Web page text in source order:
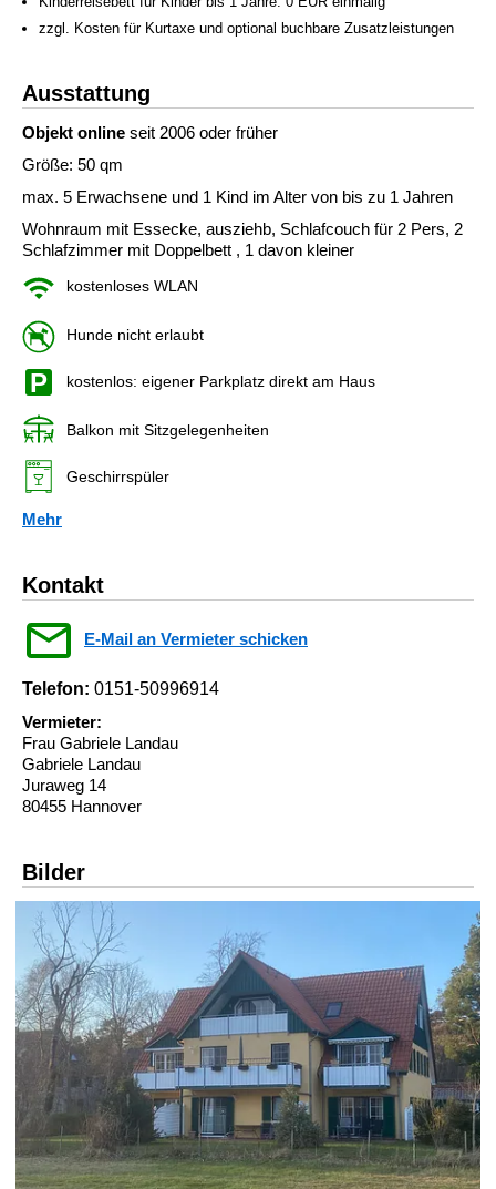
zzgl. Kosten für Kurtaxe und optional buchbare Zusatzleistungen
Ausstattung
Objekt online seit 2006 oder früher
Größe: 50 qm
max. 5 Erwachsene und 1 Kind im Alter von bis zu 1 Jahren
Wohnraum mit Essecke, ausziehb, Schlafcouch für 2 Pers, 2
Schlafzimmer mit Doppelbett , 1 davon kleiner
kostenloses WLAN
Hunde nicht erlaubt
kostenlos: eigener Parkplatz direkt am Haus
Balkon mit Sitzgelegenheiten
Geschirrspüler
Mehr
Kontakt
E-Mail an Vermieter schicken
Telefon: 0151-50996914
Vermieter:
Frau Gabriele Landau
Gabriele Landau
Juraweg 14
80455 Hannover
Bilder